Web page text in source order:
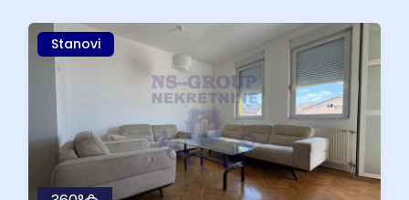
Stanovi